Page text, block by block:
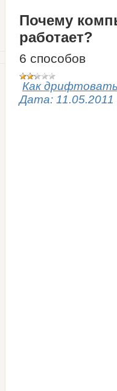
Почему
работает?
6 способов
Как
Дата: 11.05.2011